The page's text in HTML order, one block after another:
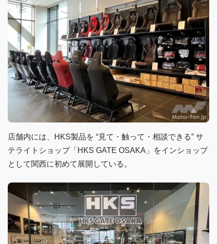
店舗内には、HKS製品を “見て・触って・相談できる” サ
テライトショップ「HKS GATE OSAKA」をインショップ
として関西に初めて展開している。